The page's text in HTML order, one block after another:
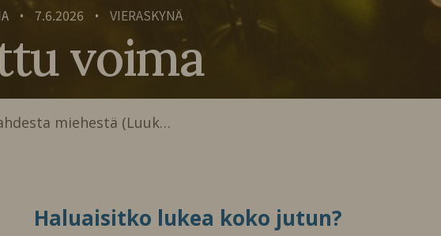
• 7.6.2026 • VIERASKYNÄ
voima
miehestä (Luuk…
Haluaisitko lukea koko jutun?